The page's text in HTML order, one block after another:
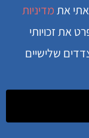
אתמדיניות
את זכויותי
שלישיים